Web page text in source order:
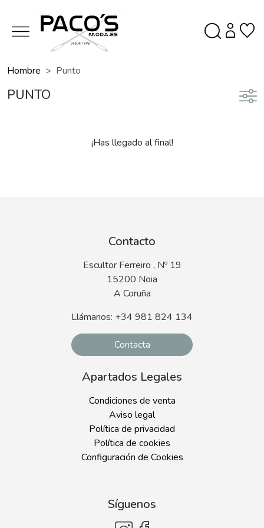
Hombre Punto
PUNTO
¡Has llegado al final!
Contacto
Escultor Ferreiro , Nº 19
15200 Noia
A Coruña
Llámanos: +34 981 824 134
Contacta
Apartados Legales
Condiciones de venta
Aviso legal
Política de privacidad
Política de cookies
Configuración de Cookies
Síguenos